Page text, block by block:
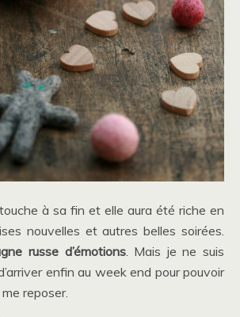
à sa fin et elle aura été riche en
nouvelles et autres belles soirées.
russe d’émotions. Mais je ne suis
enfin au week end pour pouvoir
reposer.